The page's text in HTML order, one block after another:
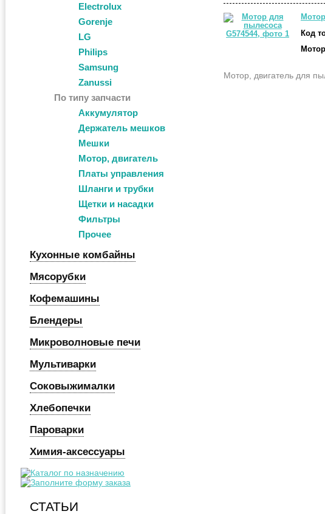
Electrolux
Gorenje
LG
Philips
Samsung
Zanussi
По типу запчасти
Аккумулятор
Держатель мешков
Мешки
Мотор, двигатель
Платы управления
Шланги и трубки
Щетки и насадки
Фильтры
Прочее
Кухонные комбайны
Мясорубки
Кофемашины
Блендеры
Микроволновые печи
Мультиварки
Соковыжималки
Хлебопечки
Пароварки
Химия-аксессуары
СТАТЬИ
Код
Мотор, двигатель для